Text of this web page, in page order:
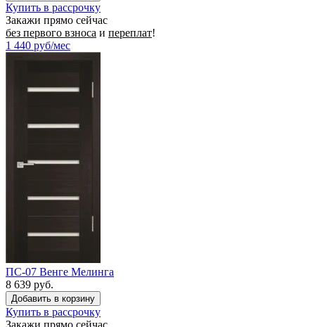
Купить в рассрочку
Закажи прямо сейчас
без первого взноса и переплат!
1 440 руб/мес
ПС-07 Венге Мелинга
8 639 руб.
Купить в рассрочку
Закажи прямо сейчас